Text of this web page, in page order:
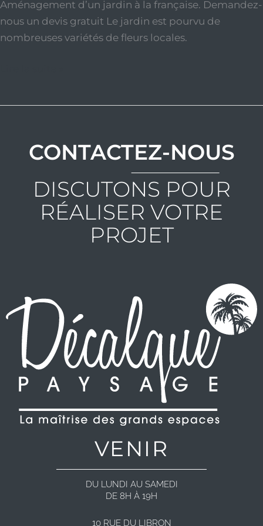
Aménagement d’un jardin à la française. Demandez-
nous un devis gratuit Le jardin est pourvu de
nombreuses variétés de fleurs locales.
CONTACTEZ-NOUS
DISCUTONS POUR
RÉALISER VOTRE
PROJET
VENIR
DU LUNDI AU SAMEDI
DE 8H À 19H
10 RUE DU LIBRON